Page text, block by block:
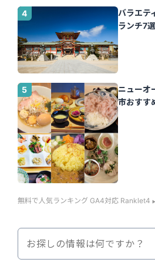
バラエ
ランチ7
ニューオ
市おすす
無料で人気ランキング GA4対応 Ranklet4